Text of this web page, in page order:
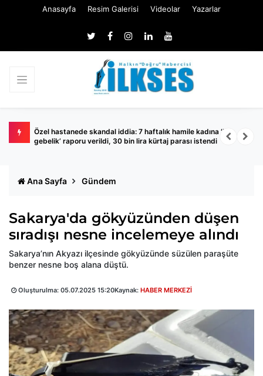
Anasayfa Resim Galerisi Videolar Yazarlar
Özel hastanede skandal iddia: 7 haftalık hamile kadına ‘boş
gebelik’ raporu verildi, 30 bin lira kürtaj parası istendi
Ana Sayfa Gündem
Sakarya'da gökyüzünden düşen
sıradışı nesne incelemeye alındı
Sakarya’nın Akyazı ilçesinde gökyüzünde süzülen paraşüte
benzer nesne boş alana düştü.
Oluşturulma: 05.07.2025 15:20Kaynak: HABER MERKEZİ